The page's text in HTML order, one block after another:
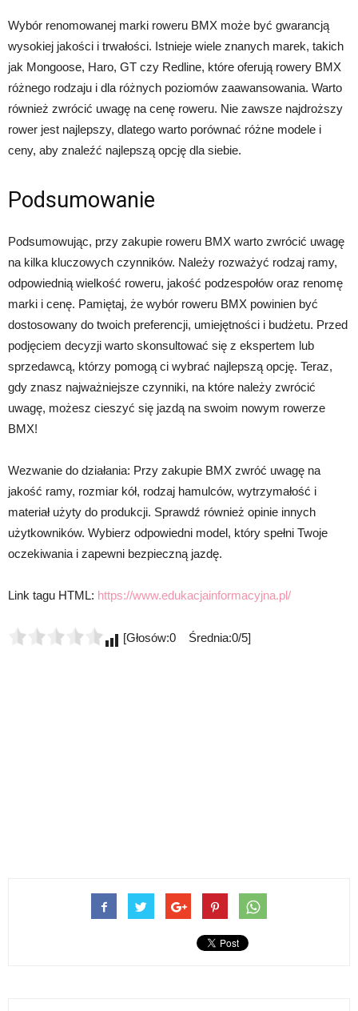
Wybór renomowanej marki roweru BMX może być gwarancją
wysokiej jakości i trwałości. Istnieje wiele znanych marek, takich
jak Mongoose, Haro, GT czy Redline, które oferują rowery BMX
różnego rodzaju i dla różnych poziomów zaawansowania. Warto
również zwrócić uwagę na cenę roweru. Nie zawsze najdroższy
rower jest najlepszy, dlatego warto porównać różne modele i
ceny, aby znaleźć najlepszą opcję dla siebie.
Podsumowanie
Podsumowując, przy zakupie roweru BMX warto zwrócić uwagę
na kilka kluczowych czynników. Należy rozważyć rodzaj ramy,
odpowiednią wielkość roweru, jakość podzespołów oraz renomę
marki i cenę. Pamiętaj, że wybór roweru BMX powinien być
dostosowany do twoich preferencji, umiejętności i budżetu. Przed
podjęciem decyzji warto skonsultować się z ekspertem lub
sprzedawcą, którzy pomogą ci wybrać najlepszą opcję. Teraz,
gdy znasz najważniejsze czynniki, na które należy zwrócić
uwagę, możesz cieszyć się jazdą na swoim nowym rowerze
BMX!
Wezwanie do działania: Przy zakupie BMX zwróć uwagę na
jakość ramy, rozmiar kół, rodzaj hamulców, wytrzymałość i
materiał użyty do produkcji. Sprawdź również opinie innych
użytkowników. Wybierz odpowiedni model, który spełni Twoje
oczekiwania i zapewni bezpieczną jazdę.
Link tagu HTML: https://www.edukacjainformacyjna.pl/
[Głosów:0 Średnia:0/5]